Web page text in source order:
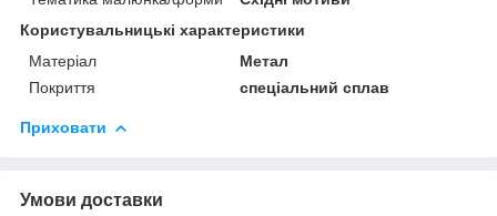
Користувальницькі характеристики
Матеріал
Метал
Покриття
спеціальний сплав
Приховати
Умови доставки